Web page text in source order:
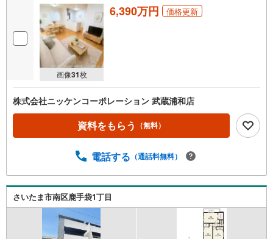
画像31枚
6,390万円 価格更新
株式会社ニッケンコーポレーション 武蔵浦和店
資料をもらう （無料）
電話する （通話料無料）
さいたま市南区鹿手袋1丁目